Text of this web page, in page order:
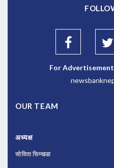
For
OUR TEAM
अध्यक्ष
सोविता सिम्खडा